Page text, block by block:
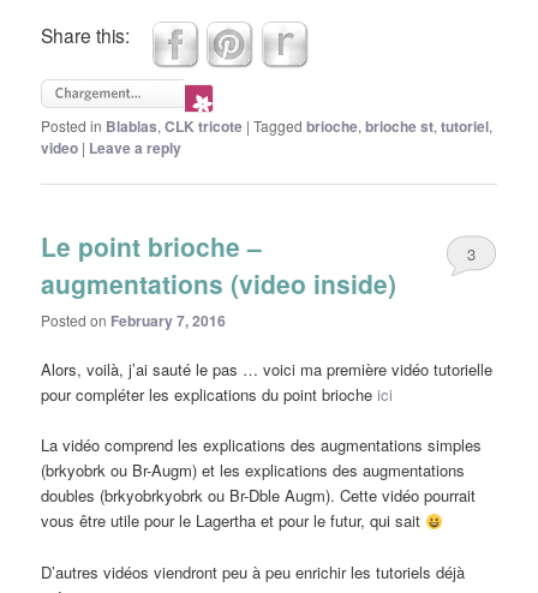
Share this:
Posted in Blablas,CLK tricote |Tagged brioche,brioche st,tutoriel,
video | Leave a reply
Le point brioche –
augmentations (video inside)
Posted on February 7, 2016
3
Alors, voilà, j’ai sauté le pas … voici ma première vidéo tutorielle
pour compléter les explications du point briocheici
La vidéo comprend les explications des augmentations simples
(brkyobrk ou Br-Augm) et les explications des augmentations
doubles (brkyobrkyobrk ou Br-Dble Augm). Cette vidéo pourrait
vous être utile pour le Lagertha et pour le futur, qui sait
D’autres vidéos viendront peu à peu enrichir les tutoriels déjà